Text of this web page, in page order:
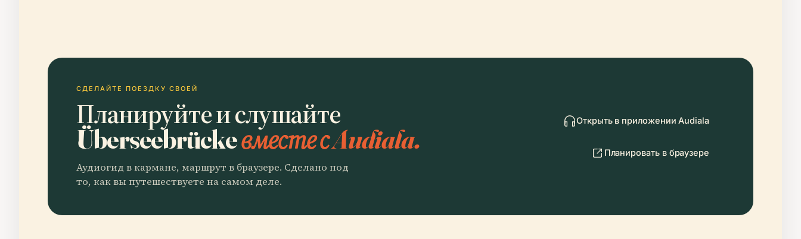
СДЕЛАЙТЕ ПОЕЗДКУ СВОЕЙ
Планируйте и слушайте
Überseebrückeвместе с Audiala.
Аудиогид в кармане, маршрут в браузере. Сделано под
то, как вы путешествуете на самом деле.
Открыть в приложении Audiala
Планировать в браузере